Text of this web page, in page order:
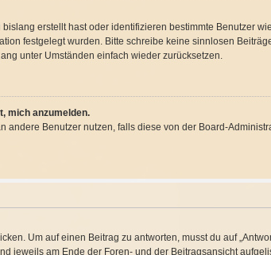
erstellt hast oder identifizieren bestimmte Benutzer
festgelegt wurden. Bitte schreibe keine sinnlosen
unter Umständen einfach wieder zurücksetzen.
mich anzumelden.
Benutzer nutzen, falls diese von der Board-
Um auf einen Beitrag zu antworten, musst du auf
am Ende der Foren- und der Beitragsansicht